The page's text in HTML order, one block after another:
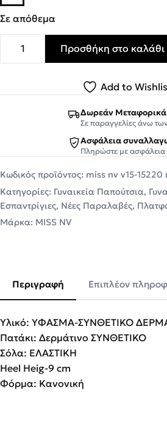
Σε απόθεμα
Miss NV Γυναικεία Πέδιλα
Προσθήκη στο καλάθι
Add to
Δωρεάν Μεταφορικά
Σε παραγγελίες άνω
Ασφάλεια
Πληρώστε με ασφάλεια
Κωδικός προϊόντος: miss nv v15-15220
Κατηγορίες: Γυναικεία Παπούτσια,
Εσπαντρίγιες, Νέες Παραλαβές,
Μάρκα: MISS NV
Περιγραφή Επιπλέον
Υλικό: ΥΦΑΣΜΑ-ΣΥΝΘΕΤΙΚΟ
Πατάκι: Δερμάτινο ΣΥΝΘΕΤΙΚΟ
Σόλα: ΕΛΑΣΤΙΚΗ
Heel Heig-9 cm
Φόρμα: Κανονική